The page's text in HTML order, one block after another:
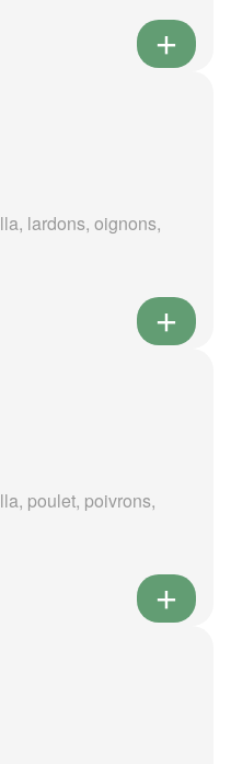
lardons, oignons,
poulet, poivrons,